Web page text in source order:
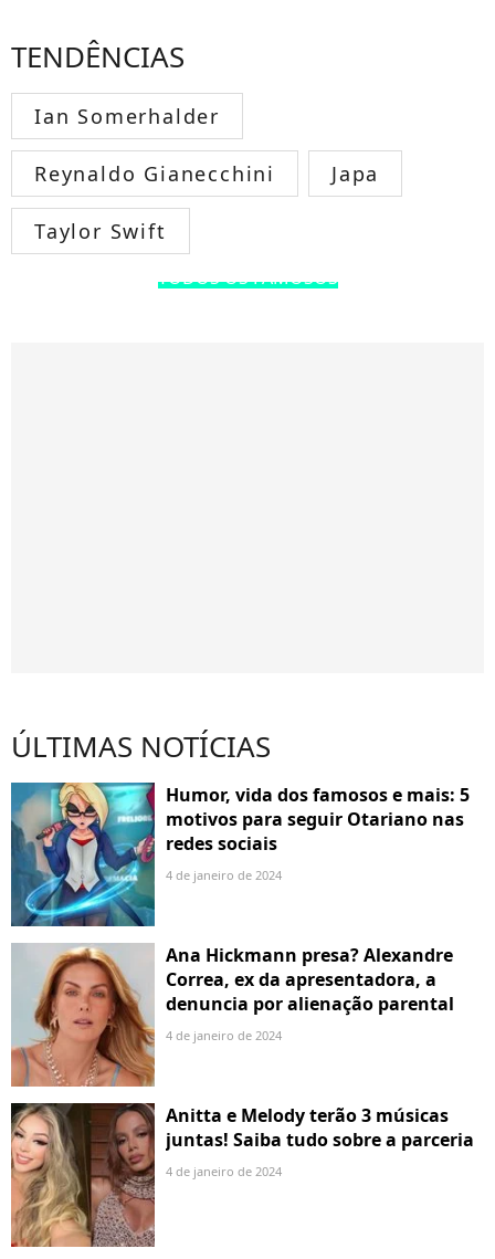
TENDÊNCIAS
Ian Somerhalder
Reynaldo Gianecchini Japa
Taylor Swift
TODOS OS FAMOSOS
ÚLTIMAS NOTÍCIAS
Humor, vida dos famosos e mais: 5
motivos para seguir Otariano nas
redes sociais
4 de janeiro de 2024
Ana Hickmann presa? Alexandre
Correa, ex da apresentadora, a
denuncia por alienação parental
4 de janeiro de 2024
Anitta e Melody terão 3 músicas
juntas! Saiba tudo sobre a parceria
4 de janeiro de 2024